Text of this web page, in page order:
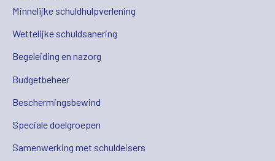
Minnelijke schuldhulpverlening
Wettelijke schuldsanering
Begeleiding en nazorg
Budgetbeheer
Beschermingsbewind
Speciale doelgroepen
Samenwerking met schuldeisers